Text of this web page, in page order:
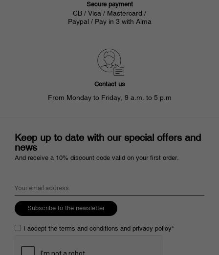
Secure payment
CB / Visa / Mastercard /
Paypal / Pay in 3 with Alma
Contact us
From Monday to Friday, 9 a.m. to 5 p.m
Keep up to date with our special offers and
news
And receive a 10% discount code valid on your first order.
Subscribe to the newsletter
I accept the terms and conditions and privacy policy*